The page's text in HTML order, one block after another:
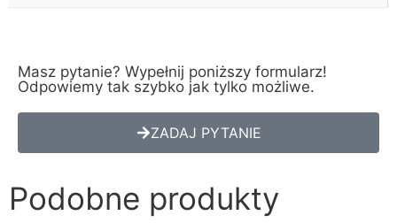
Masz pytanie? Wypełnij poniższy formularz!
Odpowiemy tak szybko jak tylko możliwe.
ZADAJ PYTANIE
Podobne produkty